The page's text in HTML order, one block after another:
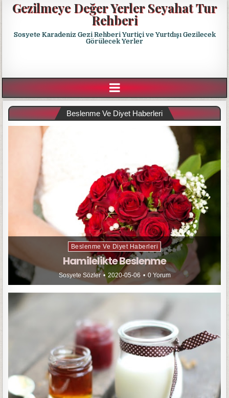
Gezilmeye Değer Yerler Seyahat Tur
Rehberi
Sosyete Karadeniz Gezi Rehberi Yurtiçi ve Yurtdışı Gezilecek
Görülecek Yerler
Beslenme Ve Diyet Haberleri
Beslenme Ve Diyet Haberleri
Hamilelikte Beslenme
Sosyete Sözler 2020-05-06 0 Yorum